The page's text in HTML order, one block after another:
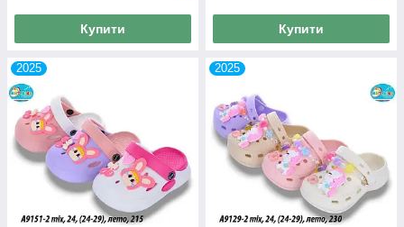
Купити Купити
2025 2025